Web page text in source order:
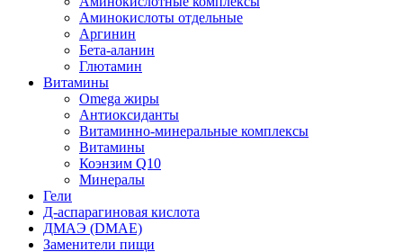
Аминокислоты отдельные
Аргинин
Бета-аланин
Глютамин
Витамины
Omega жиры
Антиоксиданты
Витаминно-минеральные комплексы
Витамины
Коэнзим Q10
Минералы
Гели
Д-аспарагиновая кислота
ДМАЭ (DMAE)
Заменители пищи